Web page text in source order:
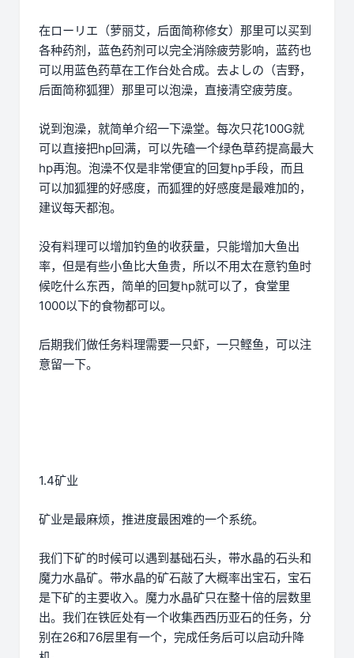
在ローリエ（萝丽艾，后面简称修女）那里可以买到
各种药剂，蓝色药剂可以完全消除疲劳影响，蓝药也
可以用蓝色药草在工作台处合成。去よしの（吉野，
后面简称狐狸）那里可以泡澡，直接清空疲劳度。
说到泡澡，就简单介绍一下澡堂。每次只花100G就
可以直接把hp回满，可以先磕一个绿色草药提高最大
hp再泡。泡澡不仅是非常便宜的回复hp手段，而且
可以加狐狸的好感度，而狐狸的好感度是最难加的，
建议每天都泡。
没有料理可以增加钓鱼的收获量，只能增加大鱼出
率，但是有些小鱼比大鱼贵，所以不用太在意钓鱼时
候吃什么东西，简单的回复hp就可以了，食堂里
1000以下的食物都可以。
后期我们做任务料理需要一只虾，一只鲣鱼，可以注
意留一下。
1.4矿业
矿业是最麻烦，推进度最困难的一个系统。
我们下矿的时候可以遇到基础石头，带水晶的石头和
魔力水晶矿。带水晶的矿石敲了大概率出宝石，宝石
是下矿的主要收入。魔力水晶矿只在整十倍的层数里
出。我们在铁匠处有一个收集西西历亚石的任务，分
别在26和76层里有一个，完成任务后可以启动升降